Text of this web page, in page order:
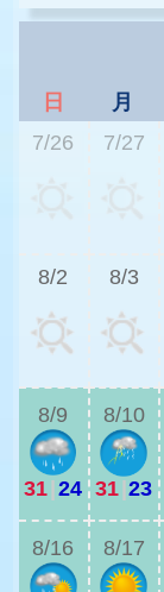
日 月
7/26
7/27
8/2 8/3
8/9
31 24
8/10
31 23
8/16 8/17